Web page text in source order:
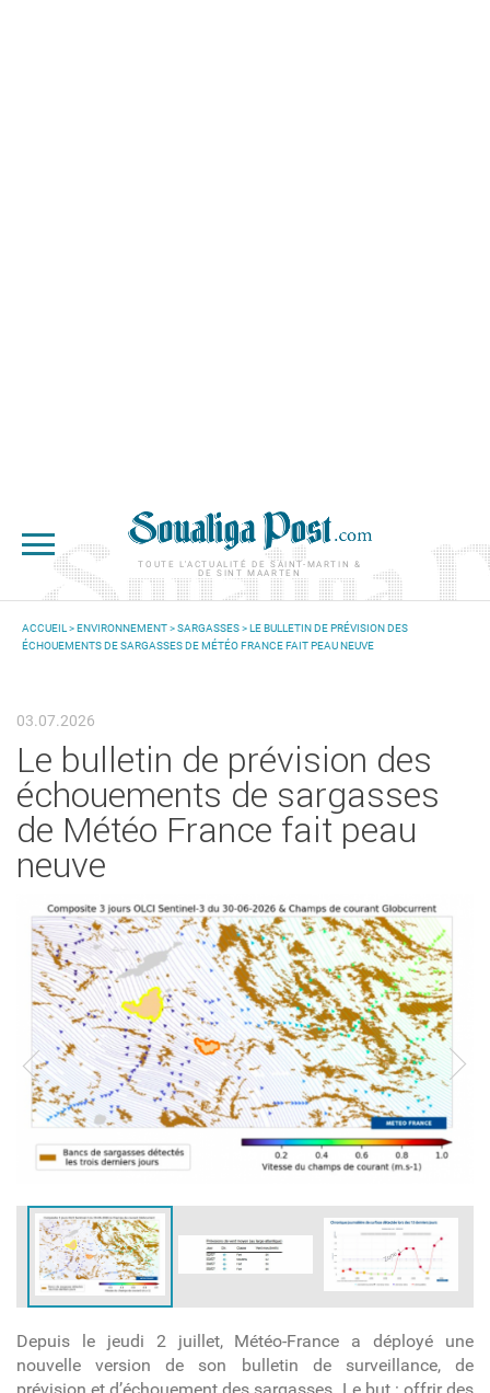
TOUTE L'ACTUALITÉ DE SAINT-MARTIN &
DE SINT MAARTEN
VOUS ÊTES ICI
ACCUEIL >ENVIRONNEMENT>SARGASSES> LE BULLETIN DE PRÉVISION DES
ÉCHOUEMENTS DE SARGASSES DE MÉTÉO FRANCE FAIT PEAU NEUVE
03.07.2026
Le bulletin de prévision des
échouements de sargasses
de Météo France fait peau
neuve
Depuis le jeudi 2 juillet, Météo-France a déployé une
nouvelle version de son bulletin de surveillance, de